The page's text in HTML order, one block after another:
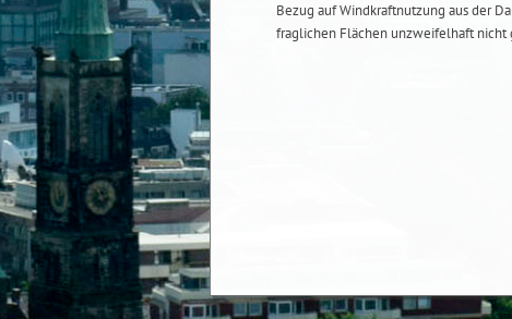
Bezug auf Windkraftnutzung aus der
fraglichen Flächen unzweifelhaft nicht